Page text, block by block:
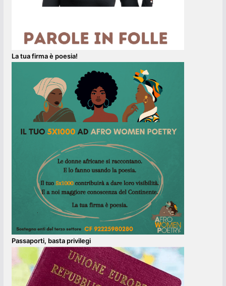
La tua firma è poesia!
Passaporti, basta privilegi